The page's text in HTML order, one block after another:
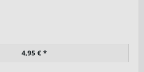
4,95 € *